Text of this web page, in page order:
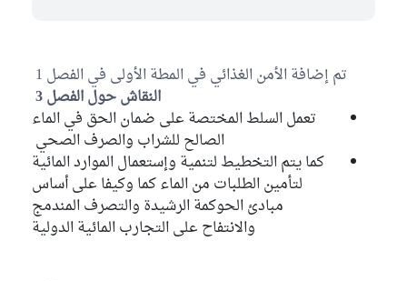
تم إضافة الأمن الغذائي في المطة الأولى في الفصل 1
النقاش حول الفصل 3
تعمل السلط المختصة على ضمان الحق في الماء
الصالح للشراب والصرف الصحي
كما يتم التخطيط لتنمية وإستعمال الموارد المائية
لتأمين الطلبات من الماء كما وكيفا على أساس
مبادئ الحوكمة الرشيدة والتصرف المندمج
والانتفاح على التجارب المائية الدولية